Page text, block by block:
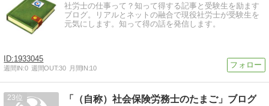
社労士の仕事って？知って得する記事と受験生を励ます
ブログ。リアルとネットの融合で現役社労士が受験生を
元気にします。知って得の話を発信します。
1933045
週間IN:0 週間OUT:30 月間IN:10
23 「（自称）社会保険労務士のたまご」ブログ